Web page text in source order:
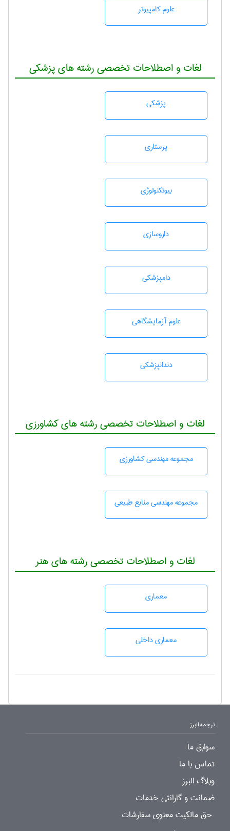
علوم کامپیوتر
لغات و اصطلاحات تخصصی رشته های پزشکی
پزشكی
پرستاری
بيوتكنولوژی
داروسازی
دامپزشكی
علوم آزمايشگاهی
دندانپزشكی
لغات و اصطلاحات تخصصی رشته های کشاورزی
مجموعه مهندسی كشاورزی
مجموعه مهندسی منابع طبيعی
لغات و اصطلاحات تخصصی رشته های هنر
معماری
معماری داخلی
ترجمه البرز
سوابق ما
تماس با ما
وبلاگ البرز
ضمانت و گارانتی خدمات
حق مالکیت معنوی سفارشات